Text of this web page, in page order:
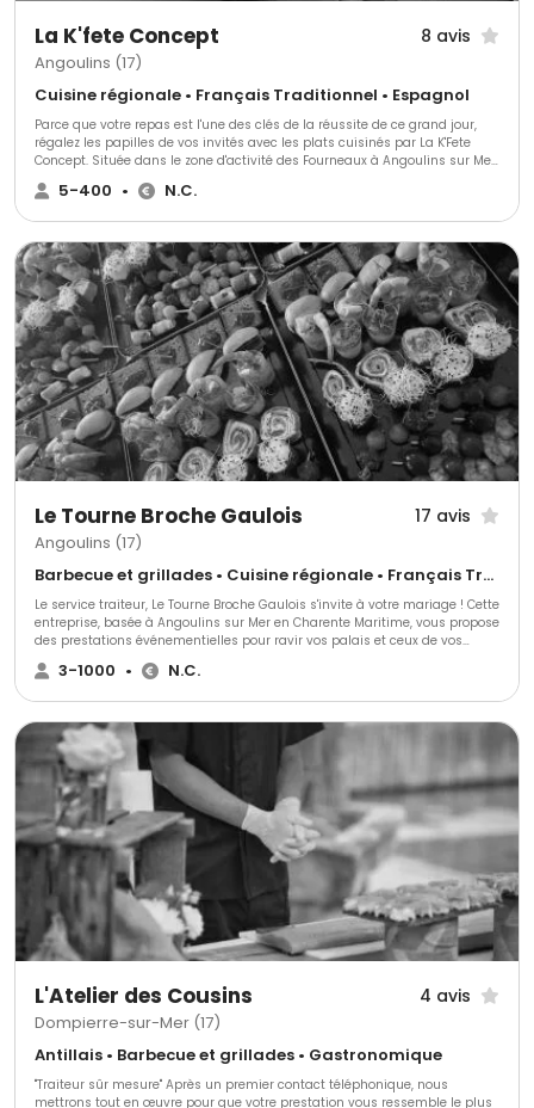
La K'fete Concept 8 avis
Angoulins (17)
Cuisine régionale • Français Traditionnel • Espagnol
Parce que votre repas est l'une des clés de la réussite de ce grand jour,
régalez les papilles de vos invités avec les plats cuisinés par La K'Fete
Concept. Située dans le zone d'activité des Fourneaux à Angoulins sur Mer
en Charente Maritime, cette entreprise saura répondre à vos demandes et
mettra à votre disposition une équipe de professionnels qui saura vous
5-400 • N.C.
Le Tourne Broche Gaulois 17 avis
Angoulins (17)
Barbecue et grillades • Cuisine régionale • Français Traditionnel
Le service traiteur, Le Tourne Broche Gaulois s'invite à votre mariage ! Cette
entreprise, basée à Angoulins sur Mer en Charente Maritime, vous propose
des prestations événementielles pour ravir vos palais et ceux de vos
invités le grand jour venu.
3-1000 • N.C.
L'Atelier des Cousins 4 avis
Dompierre-sur-Mer (17)
Antillais • Barbecue et grillades • Gastronomique
"Traiteur sûr mesure" Après un premier contact téléphonique, nous
mettrons tout en œuvre pour que votre prestation vous ressemble le plus